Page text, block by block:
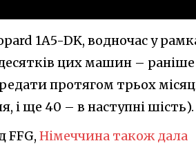
1A5-DK, водночас у
цих машин – раніше
протягом трьох
і ще 40 – в наступні шість).
FFG, Німеччина також дала